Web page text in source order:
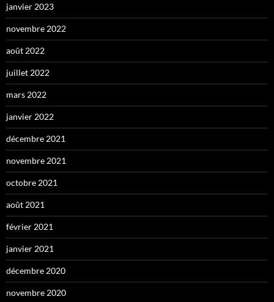
janvier 2023
novembre 2022
août 2022
juillet 2022
mars 2022
janvier 2022
décembre 2021
novembre 2021
octobre 2021
août 2021
février 2021
janvier 2021
décembre 2020
novembre 2020